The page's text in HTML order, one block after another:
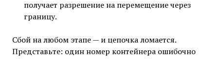
получает разрешение на перемещение через
границу.
Сбой на любом этапе — и цепочка ломается.
Представьте: один номер контейнера ошибочно